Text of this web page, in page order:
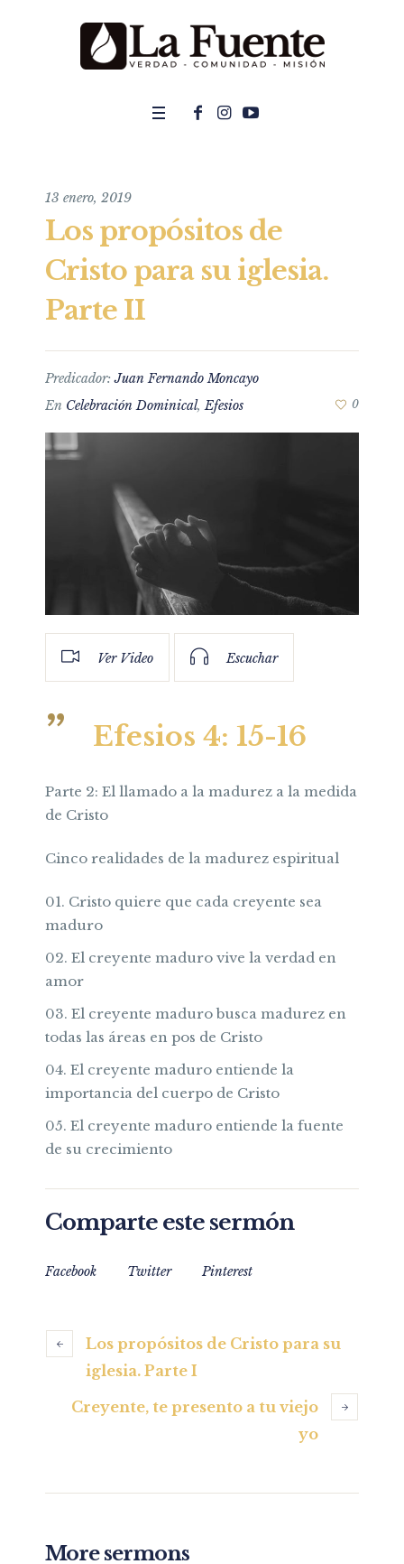
13 enero, 2019
Los propósitos de
Cristo para su iglesia.
Parte II
Predicador:Juan Fernando Moncayo
En Celebración Dominical,Efesios 0
Ver Video Escuchar
Efesios 4: 15-16
Parte 2: El llamado a la madurez a la medida
de Cristo
Cinco realidades de la madurez espiritual
Cristo quiere que cada creyente sea
maduro
El creyente maduro vive la verdad en
amor
El creyente maduro busca madurez en
todas las áreas en pos de Cristo
El creyente maduro entiende la
importancia del cuerpo de Cristo
El creyente maduro entiende la fuente
de su crecimiento
Comparte este sermón
Facebook Twitter Pinterest
Los propósitos de Cristo para su
iglesia. Parte I
Creyente, te presento a tu viejo
yo
More sermons